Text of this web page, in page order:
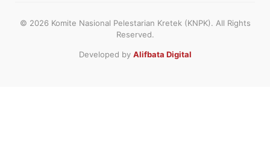
© 2026 Komite Nasional Pelestarian Kretek (KNPK). All Rights
Reserved.
Developed by Alifbata Digital